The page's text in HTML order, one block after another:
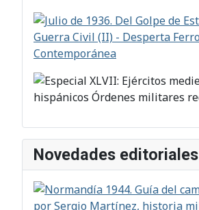
Novedades editoriales